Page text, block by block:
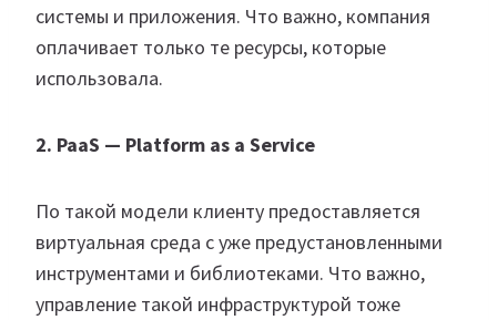
системы и приложения. Что важно, компания
оплачивает только те ресурсы, которые
использовала.
2. PaaS — Platform as a Service
По такой модели клиенту предоставляется
виртуальная среда с уже предустановленными
инструментами и библиотеками. Что важно,
управление такой инфраструктурой тоже